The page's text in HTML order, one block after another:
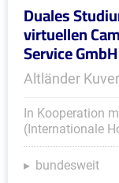
Duales
virtuellen
Service GmbH
Altländer
In Kooperation
(Internationale
bundesweit